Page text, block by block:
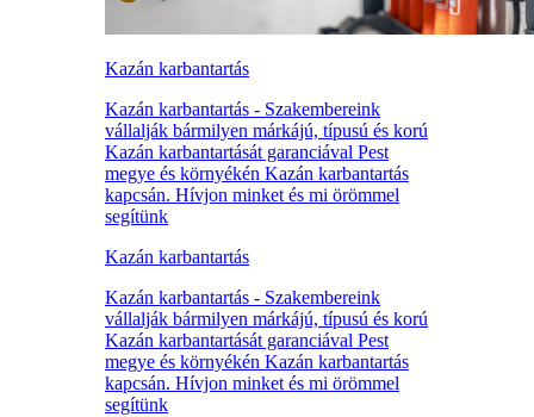
Kazán karbantartás
Kazán karbantartás - Szakembereink
vállalják bármilyen márkájú, típusú és korú
Kazán karbantartását garanciával Pest
megye és környékén Kazán karbantartás
kapcsán. Hívjon minket és mi örömmel
segítünk
Kazán karbantartás
Kazán karbantartás - Szakembereink
vállalják bármilyen márkájú, típusú és korú
Kazán karbantartását garanciával Pest
megye és környékén Kazán karbantartás
kapcsán. Hívjon minket és mi örömmel
segítünk